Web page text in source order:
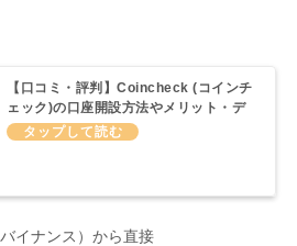
【口コミ・評判】Coincheck (コインチ
ェック)の口座開設方法やメリット・デ
メリットについてわかりやすくまとめて
イナンス）から直接